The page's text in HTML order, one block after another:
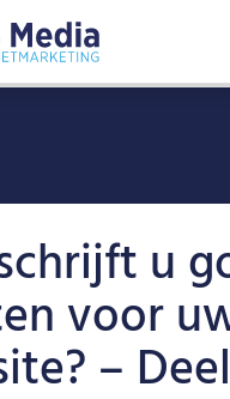
u
voor
–